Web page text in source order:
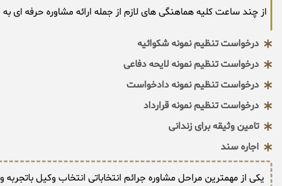
از چند ساعت کلیه هماهنگی های لازم از جمله ارائه مشاوره حرفه ای
درخواست تنظیم نمونه شکوائیه
درخواست تنظیم نمونه لایحه دفاعی
درخواست تنظیم نمونه دادخواست
درخواست تنظیم نمونه قرارداد
تامین وثیقه برای زندانی
اجاره سند
یکی از مهمترین مراحل مشاوره جرائم انتخاباتی انتخاب وکیل